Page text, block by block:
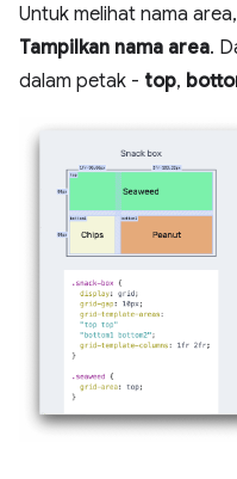
Untuk melihat nama
Tampilkan nama area.
dalam petak - top,